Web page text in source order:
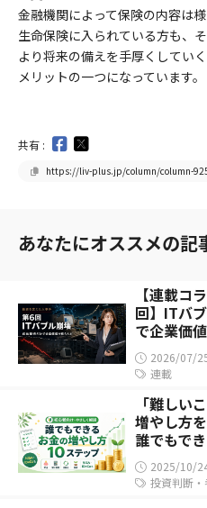
金融機関によって保険の内容は
生命保険に入られている方も、
より将来の備えを手厚くしてい
メリットの一つになっています。
共有 :
https://liv-plus.jp/column/column-
あなたにオススメの記
【連載コ
回】ITバ
で企業価
2026/07/
連載
「難しい
増やし方
誰でもで
2025/10/
投資判断